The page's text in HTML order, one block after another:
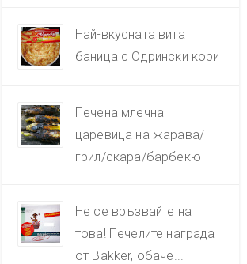
Най-вкусната вита
баница с Одрински кори
Печена млечна
царевица на жарава/
грил/скара/барбекю
Не се връзвайте на
това! Печелите награда
от Bakker, обаче...